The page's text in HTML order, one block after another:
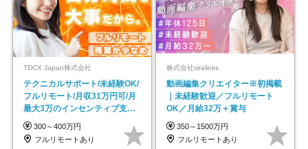
TDCX Japan株式会社
テクニカルサポート/未経験OK/
フルリモート/月収31万円可/月
最大3万のインセンティブ支給/
平均年齢33歳
300～400万円
フルリモートあり
株式会社viralinks
動画編集クリエイター※初掲載
｜未経験歓迎／フルリモート
OK／月給32万＋賞与
350～1500万円
フルリモートあり